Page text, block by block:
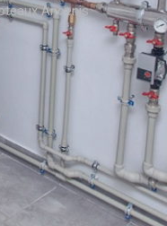
Ancenis